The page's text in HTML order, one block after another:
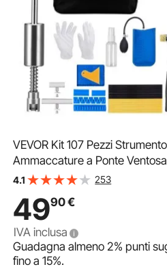
VEVOR Kit 107 Pezzi
Ammaccature a Ponte
per Carrozzeria Auto Veicolo
4.1 253
4990€
IVA inclusa
Guadagna almeno2% punti
fino a15%.